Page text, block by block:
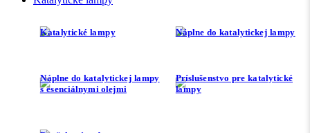
Katalytické lampy Náplne do katalytickej lampy
Náplne do katalytickej lampy
s esenciálnymi olejmi
Príslušenstvo pre katalytické
lampy